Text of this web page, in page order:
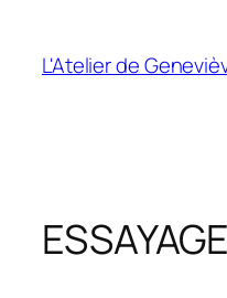
contenu
L'Atelier de